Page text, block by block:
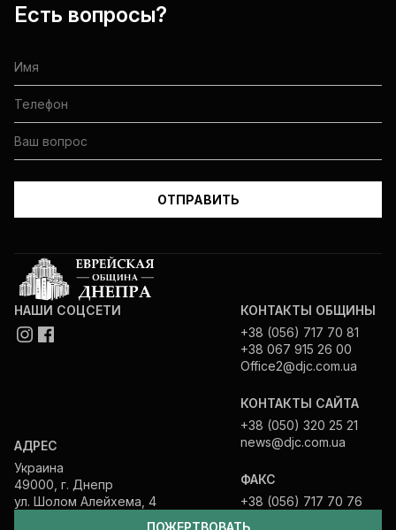
Есть вопросы?
ПОЖЕРТВОВАТЬ
НАШИ СОЦСЕТИ
АДРЕС
Украина
49000, г. Днепр
ул. Шолом Алейхема, 4
КОНТАКТЫ ОБЩИНЫ
+38 (056) 717 70 81
+38 067 915 26 00
Office2@djc.com.ua
КОНТАКТЫ САЙТА
+38 (050) 320 25 21
news@djc.com.ua
ФАКС
+38 (056) 717 70 76